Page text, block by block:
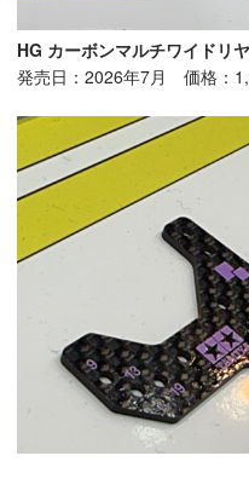
HG カーボンマルチワイドリ
発売日：2026年7月 価格：